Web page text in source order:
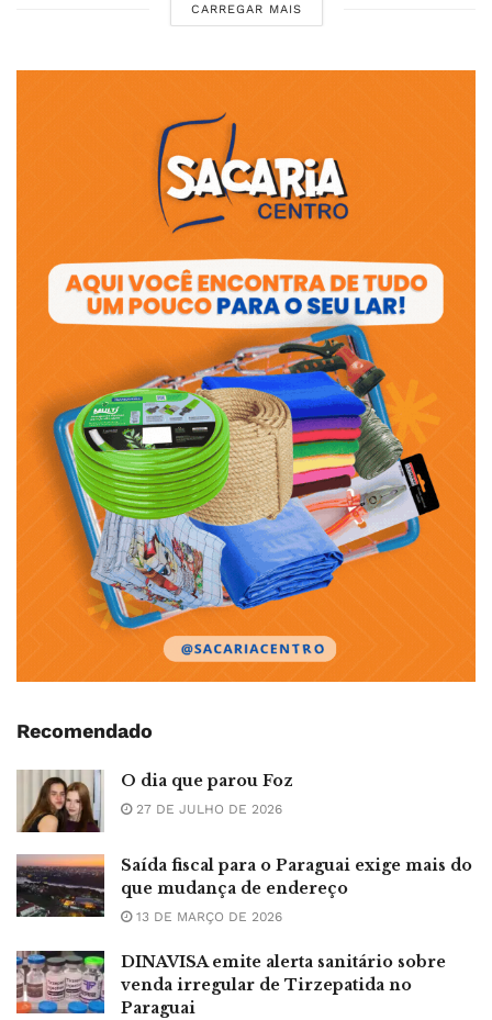
CARREGAR MAIS
Recomendado
O dia que parou Foz
27 DE JULHO DE 2026
Saída fiscal para o Paraguai exige mais do
que mudança de endereço
13 DE MARÇO DE 2026
DINAVISA emite alerta sanitário sobre
venda irregular de Tirzepatida no
Paraguai